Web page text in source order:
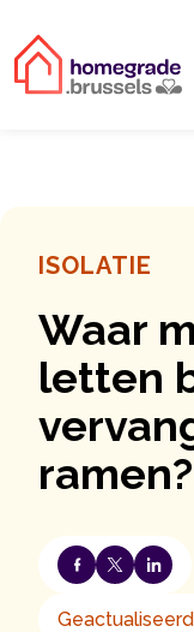
ISOLATIE
Waar
letten
ramen?